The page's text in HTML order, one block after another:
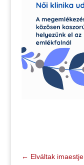
← Elváltak imaestje